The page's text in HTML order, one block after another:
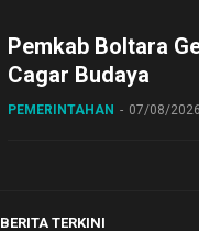
Pemkab Boltara
Cagar Budaya
PEMERINTAHAN 07/08/
BERITA TERKINI